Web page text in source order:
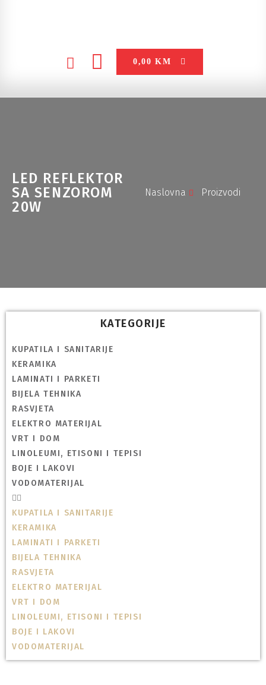
0,00KM
LED REFLEKTOR
SA SENZOROM
20W
Naslovna Proizvodi
KATEGORIJE
KUPATILA I SANITARIJE
KERAMIKA
LAMINATI I PARKETI
BIJELA TEHNIKA
RASVJETA
ELEKTRO MATERIJAL
VRT I DOM
LINOLEUMI, ETISONI I TEPISI
BOJE I LAKOVI
VODOMATERIJAL
KUPATILA I SANITARIJE
KERAMIKA
LAMINATI I PARKETI
BIJELA TEHNIKA
RASVJETA
ELEKTRO MATERIJAL
VRT I DOM
LINOLEUMI, ETISONI I TEPISI
BOJE I LAKOVI
VODOMATERIJAL